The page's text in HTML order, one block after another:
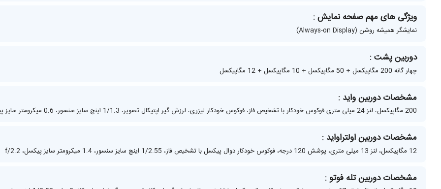
ویژگی‌ های مهم صفحه نمایش :
نمایشگر همیشه روشن (Always-on Display)
دوربین پشت :
چهار گانه 200 مگاپیکسل + 50 مگاپیکسل + 10 مگاپیکسل + 12 مگاپیکسل
مشخصات دوربین واید :
200 مگاپیکسل، لنز 24 میلی‌ متری فوکوس خودکار با تشخیص فاز، فوکوس خودکار لیزری، لرزش‌ گیر اپتیکال تصویر، 1/1.3 اینچ سایز سنسور، 0.6 میکرومتر سایز پیکسل، f/1.7
مشخصات دوربین اولتراواید :
12 مگاپیکسل، لنز 13 میلی‌ متری، پوشش 120 درجه‌، فوکوس خودکار دوال پیکسل با تشخیص فاز، 1/2.55 اینچ سایز سنسور، 1.4 میکرومتر سایز پیکسل، f/2.2
مشخصات دوربین تله فوتو :